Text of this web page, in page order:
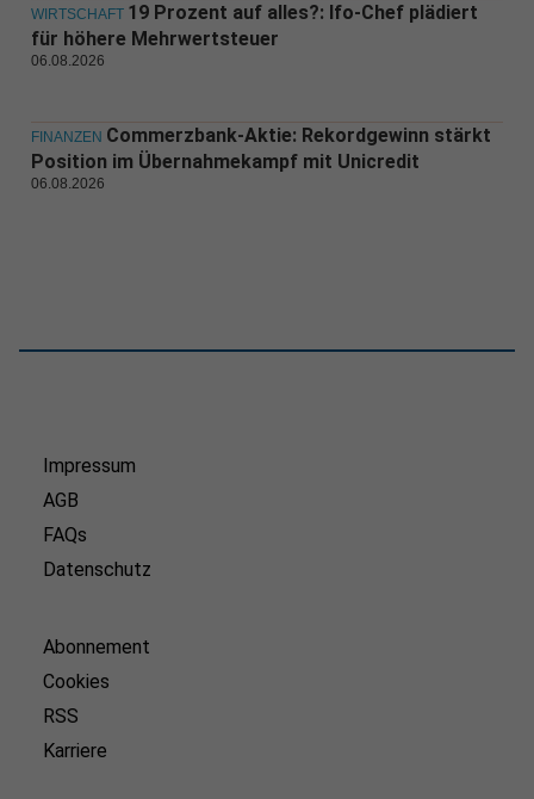
WIRTSCHAFT 19 Prozent auf alles?: Ifo-Chef plädiert
für höhere Mehrwertsteuer
06.08.2026
FINANZEN Commerzbank-Aktie: Rekordgewinn stärkt
Position im Übernahmekampf mit Unicredit
06.08.2026
Impressum
AGB
FAQs
Datenschutz
Abonnement
Cookies
RSS
Karriere